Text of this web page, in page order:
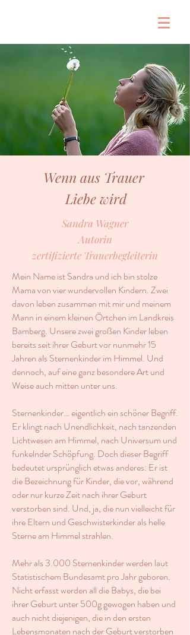
Wenn aus Trauer
Liebe wird
Sandra Wagner
Autorin
zertifizierte Trauerbegleiterin
Mein Name ist Sandra und ich bin stolze
Mama von vier wundervollen Kindern. Zwei
davon leben zusammen mit mir und meinem
Mann in einem kleinen Örtchen im Landkreis
Bamberg. Unsere zwei großen Kinder leben
bereits seit ihrer Geburt vor nunmehr 15
Jahren als Sternenkinder im Himmel. Und
dennoch, auf eine ganz besondere Art und
Weise auch mitten unter uns.
Sternenkinder… eigentlich ein schöner Begriff.
Er klingt nach Unendlichkeit, nach tanzenden
Lichtwesen am Himmel, nach Universum und
funkelnder Schöpfung. Doch dieser Begriff
bedeutet ursprünglich etwas anderes: Er ist
die Bezeichnung für Kinder, die vor, während
oder nur kurze Zeit nach ihrer Geburt
verstorben sind. Und, ja, die nun vielleicht für
ihre Eltern und Geschwisterkinder als helle
Sterne am Himmel strahlen.
Mehr als 3.000 Sternenkinder werden laut
Statistischem Bundesamt pro Jahr geboren.
Nicht erfasst werden all die Babys, die bei
ihrer Geburt unter 500g gewogen haben und
auch nicht diejenigen, die in den ersten
Lebensmonaten nach der Geburt verstorben